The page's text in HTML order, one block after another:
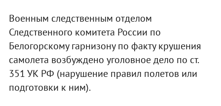
Военным следственным отделом
Следственного комитета России по
Белогорскому гарнизону по факту крушения
самолета возбуждено уголовное дело по ст.
351 УК РФ (нарушение правил полетов или
подготовки к ним).